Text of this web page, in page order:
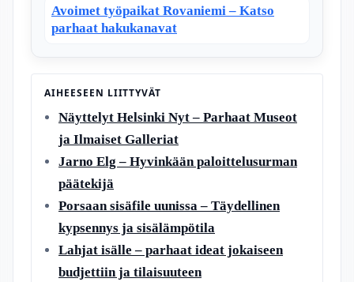
Avoimet työpaikat Rovaniemi – Katso
parhaat hakukanavat
AIHEESEEN LIITTYVÄT
Näyttelyt Helsinki Nyt – Parhaat Museot
ja Ilmaiset Galleriat
Jarno Elg – Hyvinkään paloittelusurman
päätekijä
Porsaan sisäfile uunissa – Täydellinen
kypsennys ja sisälämpötila
Lahjat isälle – parhaat ideat jokaiseen
budjettiin ja tilaisuuteen